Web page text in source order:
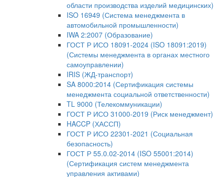
области производства изделий медицинских)
ISO 16949 (Система менеджмента в
автомобильной промышленности)
IWA 2:2007 (Образование)
ГОСТ Р ИСО 18091-2024 (ISO 18091:2019)
(Системы менеджмента в органах местного
самоуправлении)
IRIS (ЖД-транспорт)
SA 8000:2014 (Сертификация системы
менеджмента социальной ответственности)
TL 9000 (Телекоммуникации)
ГОСТ Р ИСО 31000-2019 (Риск менеджмент)
HACCP (ХАССП)
ГОСТ Р ИСО 22301-2021 (Социальная
безопасность)
ГОСТ Р 55.0.02-2014 (ISO 55001:2014)
(Сертификация систем менеджмента
управления активами)